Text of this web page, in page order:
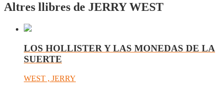
Altres llibres de JERRY WEST
LOS HOLLISTER Y LAS MONEDAS DE LA
SUERTE
WEST , JERRY